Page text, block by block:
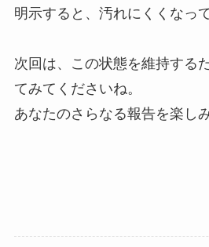
明示すると、汚れにくくなっ
次回は、この状態を維持する
てみてくださいね。
あなたのさらなる報告を楽し